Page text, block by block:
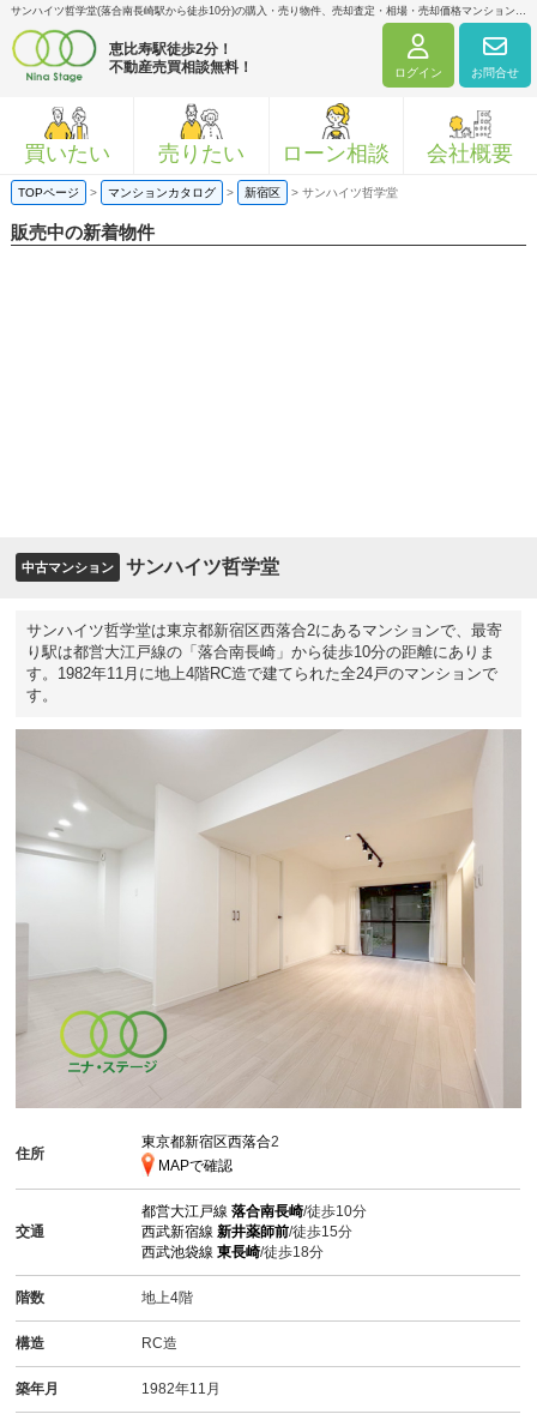
サンハイツ哲学堂(落合南長崎駅から徒歩10分)の購入・売り物件、売却査定・相場・売却価格マンション情報｜ニナ・ステージ株式会社
恵比寿駅徒歩2分！
不動産売買相談無料！
ログイン お問合せ
買いたい 売りたい ローン相談 会社概要
TOPページ > マンションカタログ > 新宿区 > サンハイツ哲学堂
販売中の新着物件
中古マンション サンハイツ哲学堂
サンハイツ哲学堂は東京都新宿区西落合2にあるマンションで、最寄
り駅は都営大江戸線の「落合南長崎」から徒歩10分の距離にありま
す。1982年11月に地上4階RC造で建てられた全24戸のマンションで
す。
住所
東京都新宿区西落合2
MAPで確認
交通
都営大江戸線落合南長崎/徒歩10分
西武新宿線新井薬師前/徒歩15分
西武池袋線東長崎/徒歩18分
階数 地上4階
構造 RC造
築年月 1982年11月